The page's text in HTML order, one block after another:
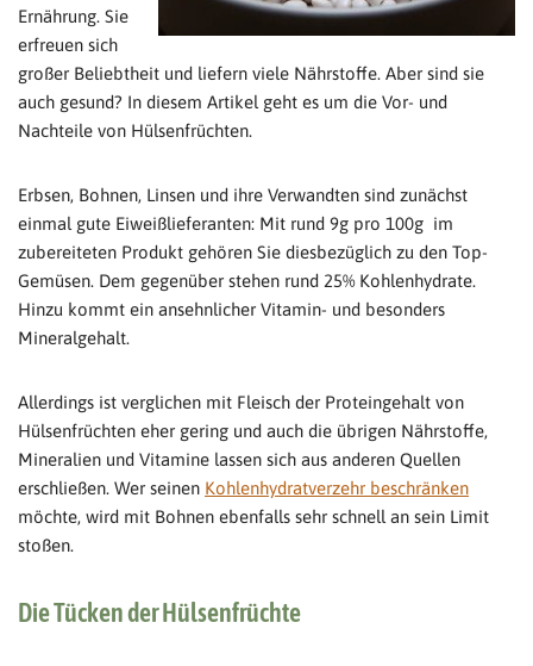
Ernährung. Sie
erfreuen sich
großer Beliebtheit und liefern viele Nährstoffe. Aber sind sie
auch gesund? In diesem Artikel geht es um die Vor- und
Nachteile von Hülsenfrüchten.
Erbsen, Bohnen, Linsen und ihre Verwandten sind zunächst
einmal gute Eiweißlieferanten: Mit rund 9g pro 100g im
zubereiteten Produkt gehören Sie diesbezüglich zu den Top-
Gemüsen. Dem gegenüber stehen rund 25% Kohlenhydrate.
Hinzu kommt ein ansehnlicher Vitamin- und besonders
Mineralgehalt.
Allerdings ist verglichen mit Fleisch der Proteingehalt von
Hülsenfrüchten eher gering und auch die übrigen Nährstoffe,
Mineralien und Vitamine lassen sich aus anderen Quellen
erschließen. Wer seinen Kohlenhydratverzehr beschränken
möchte, wird mit Bohnen ebenfalls sehr schnell an sein Limit
stoßen.
Die Tücken der Hülsenfrüchte